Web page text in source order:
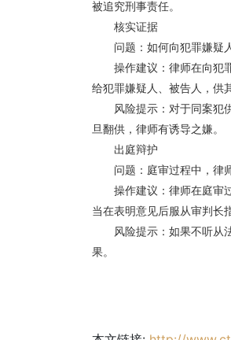
被追究刑事责任。
核实证据
问题：如何向犯罪嫌疑
操作建议：律师在向犯
给犯罪嫌疑人、被告人，供
风险提示：对于同案犯
旦翻供，律师有诱导之嫌。
出庭辩护
问题：庭审过程中，律
操作建议：律师在庭审
当在表明意见后服从审判长
风险提示：如果不听从
果。